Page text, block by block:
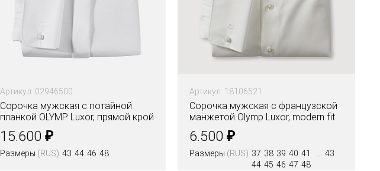
Артикул: 02946500
Сорочка мужская с потайной
планкой OLYMP Luxor, прямой крой
15.600 ₽
Размеры (RUS) 43 44 46 48
Артикул: 18106521
Сорочка мужская с французской
манжетой Olymp Luxor, modern fit
6.500 ₽
Размеры (RUS) 37 38 39 40 41
43
44 45 46 47 48